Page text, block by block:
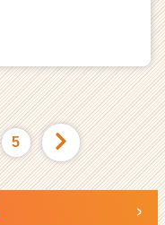
5